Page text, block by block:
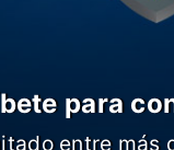
para
entre más